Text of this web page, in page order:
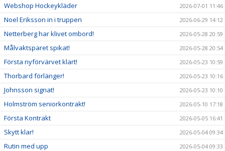
Webshop Hockeykläder 2026-07-01 11:46
Noel Eriksson in i truppen 2026-06-29 14:12
Netterberg har klivet ombord! 2026-05-28 20:59
Målvaktsparet spikat! 2026-05-28 20:54
Första nyförvärvet klart! 2026-05-23 10:59
Thorbard förlänger! 2026-05-23 10:16
Johnsson signat! 2026-05-23 10:10
Holmström seniorkontrakt! 2026-05-10 17:18
Första Kontrakt 2026-05-05 16:41
Skytt klar! 2026-05-04 09:34
Rutin med upp 2026-05-04 09:33